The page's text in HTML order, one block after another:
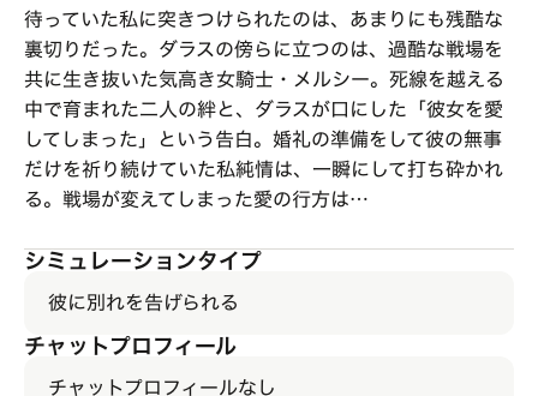
待っていた私に突きつけられたのは、あまりにも残酷な
裏切りだった。ダラスの傍らに立つのは、過酷な戦場を
共に生き抜いた気高き女騎士・メルシー。死線を越える
中で育まれた二人の絆と、ダラスが口にした「彼女を愛
してしまった」という告白。婚礼の準備をして彼の無事
だけを祈り続けていた私純情は、一瞬にして打ち砕かれ
る。戦場が変えてしまった愛の行方は…
シミュレーションタイプ
彼に別れを告げられる
チャットプロフィール
チャットプロフィールなし